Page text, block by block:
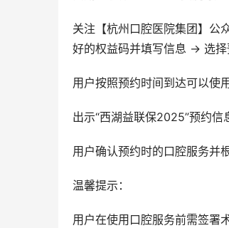
关注【杭州口腔医院集团】
好的权益码并填写信息 → 选
用户按照预约时间到达可以使
出示“西湖益联保2025”预约信
用户确认预约时的口腔服务并
温馨提示：
用户在使用口腔服务前需签署